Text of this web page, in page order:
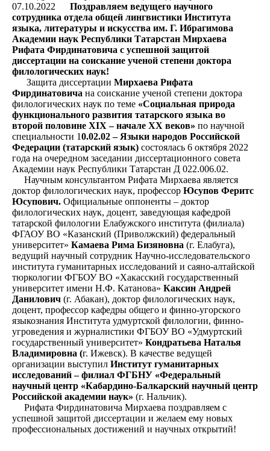
07.10.2022
Поздравляем ведущего научного
сотрудника отдела общей лингвистики Института
языка, литературы и искусства им. Г. Ибрагимова
Академии наук Республики Татарстан Мирхаева
Рифата Фирдинатовича с успешной защитой
диссертации на соискание ученой степени доктора
филологических наук!
Защита диссертации Мирхаева Рифата
Фирдинатовича на соискание ученой степени доктора
филологических наук по теме «Социальная природа
функционального развития татарского языка во
второй половине XIX – начале XX веков» по научной
специальности 10.02.02 – Языки народов Российской
Федерации (татарский язык) состоялась 6 октября 2022
года на очередном заседании диссертационного совета
Академии наук Республики Татарстан Д 022.006.02.
Научным консультантом Рифата Мирхаева является
доктор филологических наук, профессор Юсупов Феритс
Юсупович. Официальные оппоненты – доктор
филологических наук, доцент, заведующая кафедрой
татарской филологии Елабужского института (филиала)
ФГАОУ ВО «Казанский (Приволжский) федеральный
университет» Камаева Рима Бизяновна (г. Елабуга),
ведущий научный сотрудник Научно-исследовательского
института гуманитарных исследований и саяно-алтайской
тюркологии ФГБОУ ВО «Хакасский государственный
университет имени Н.Ф. Катанова» Каксин Андрей
Данилович (г. Абакан), доктор филологических наук,
доцент, профессор кафедры общего и финно-угорского
языкознания Института удмуртской филологии, финно-
угроведения и журналистики ФГБОУ ВО «Удмуртский
государственный университет» Кондратьева Наталья
Владимировна (г. Ижевск). В качестве ведущей
организации выступил Институт гуманитарных
исследований – филиал ФГБНУ «Федеральный
научный центр «Кабардино-Балкарский научный центр
Российской академии наук» (г. Нальчик).
Рифата Фирдинатовича Мирхаева поздравляем с
успешной защитой диссертации и желаем ему новых
профессиональных достижений и научных открытий!